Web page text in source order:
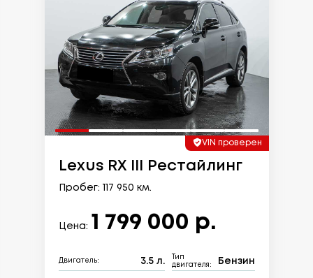
VIN проверен
Lexus RX III Рестайлинг
Пробег: 117 950 км.
Цена: 1 799 000 р.
Двигатель: 3.5 л.
Тип
двигателя:
Бензин